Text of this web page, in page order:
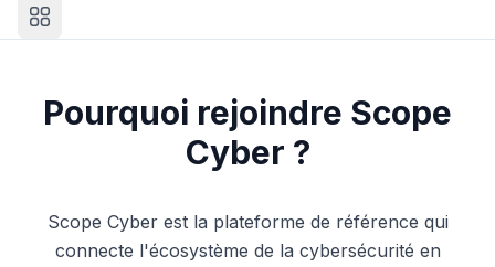
Pourquoi rejoindre Scope
Cyber ?
Scope Cyber est la plateforme de référence qui
connecte l'écosystème de la cybersécurité en